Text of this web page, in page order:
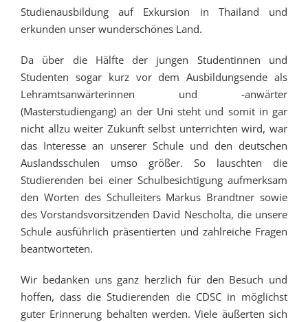
Studienausbildung auf Exkursion in Thailand und
erkunden unser wunderschönes Land.
Da über die Hälfte der jungen Studentinnen und
Studenten sogar kurz vor dem Ausbildungsende als
Lehramtsanwärterinnen und -anwärter
(Masterstudiengang) an der Uni steht und somit in gar
nicht allzu weiter Zukunft selbst unterrichten wird, war
das Interesse an unserer Schule und den deutschen
Auslandsschulen umso größer. So lauschten die
Studierenden bei einer Schulbesichtigung aufmerksam
den Worten des Schulleiters Markus Brandtner sowie
des Vorstandsvorsitzenden David Nescholta, die unsere
Schule ausführlich präsentierten und zahlreiche Fragen
beantworteten.
Wir bedanken uns ganz herzlich für den Besuch und
hoffen, dass die Studierenden die CDSC in möglichst
guter Erinnerung behalten werden. Viele äußerten sich